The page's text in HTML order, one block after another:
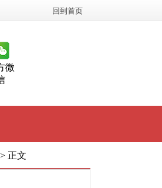
回到首页
微
> 正文